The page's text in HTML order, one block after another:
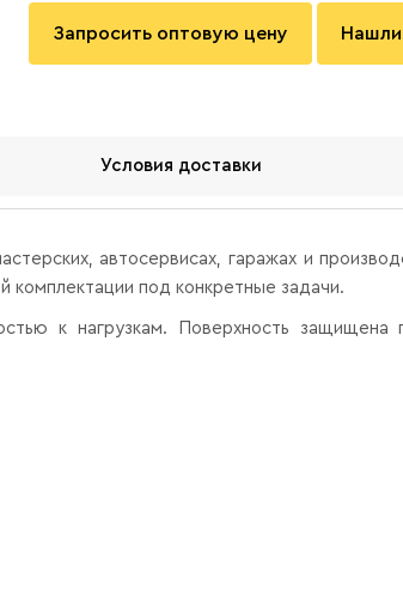
Запросить оптовую цену
Условия доставки
автосервисах, гаражах и
комплектации под конкретные задачи.
к нагрузкам. Поверхность